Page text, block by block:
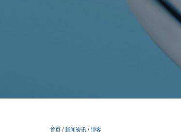
首页/ 新闻资讯/博客